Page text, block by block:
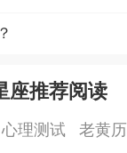
座推荐阅读
心理测试 老黄历